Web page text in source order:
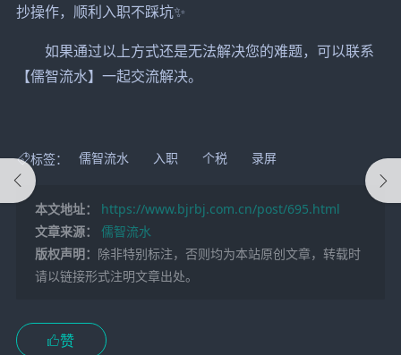
抄操作，顺利入职不踩坑✨
如果通过以上方式还是无法解决您的难题，可以联系
【儒智流水】一起交流解决。
标签： 儒智流水 入职 个税 录屏
本文地址：
https://www.bjrbj.com.cn/post/695.html
文章来源：
儒智流水
版权声明： 除非特别标注，否则均为本站原创文章，转载时
请以链接形式注明文章出处。
赞